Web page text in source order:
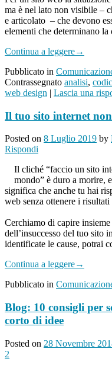
ma è nel lato non visibile –
e articolato – che devono
elementi che determinano la
Continua a leggere→
Pubblicato in
Contrassegnato analisi,
web design | Lascia una
Il tuo sito internet
Posted on 8 Luglio 2019 by
Rispondi
Il cliché “faccio un sito
mondo” è duro a morire,
significa che anche tu hai
web senza ottenere i risultati
Cerchiamo di capire
dell’insuccesso del tuo sito
identificate le cause, potrai
Continua a leggere→
Pubblicato in
Blog: 10 consigli per
corto di idee
Posted on 28 Novembre
2